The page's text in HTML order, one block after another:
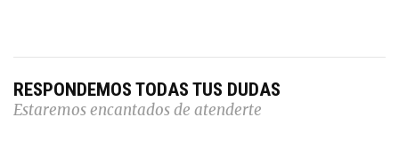
RESPONDEMOS TODAS TUS DUDAS
Estaremos encantados de atenderte